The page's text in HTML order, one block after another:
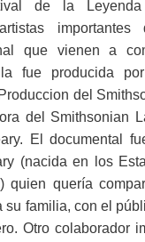
de la
que vienen a
fue producida
del
del Smithsonian
El documental
(nacida en los
quien quería
su familia, con el
Otro colaborador